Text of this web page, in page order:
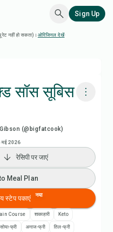
Sign Up
नहीं हो सकता)। ओरिजिनल देखें·
सॉस सूबिस
(@bigfatcook)
मई 2026
देखें
Meal Plan
Shopping List
रेसिपी पर जाएं
Meal Plan
स्टेप पकाएं नया
Course शाकाहारी Keto
सोया-फ्री अनाज-फ्री
तिल-फ्री